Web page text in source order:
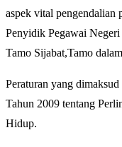
aspek vital pengendalian
Penyidik Pegawai
Tamo Sijabat,Tamo
Peraturan yang
Tahun 2009 tentang
Hidup.